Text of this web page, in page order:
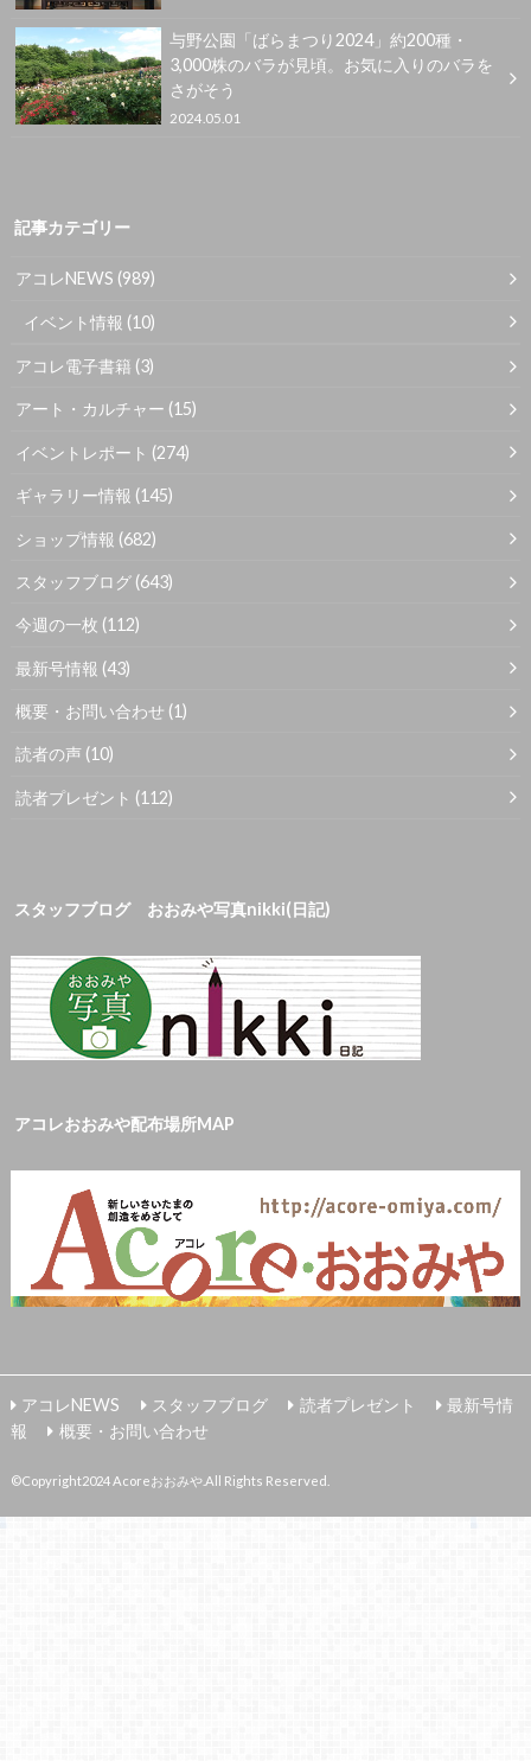
与野公園「ばらまつり2024」約200種・
3,000株のバラが見頃。お気に入りのバラを
さがそう
2024.05.01
記事カテゴリー
アコレNEWS (989)
イベント情報 (10)
アコレ電子書籍 (3)
アート・カルチャー (15)
イベントレポート (274)
ギャラリー情報 (145)
ショップ情報 (682)
スタッフブログ (643)
今週の一枚 (112)
最新号情報 (43)
概要・お問い合わせ (1)
読者の声 (10)
読者プレゼント (112)
スタッフブログ おおみや写真nikki(日記)
アコレおおみや配布場所MAP
アコレNEWS スタッフブログ 読者プレゼント
最新号情
報
概要・お問い合わせ
©Copyright2024Acoreおおみや.All Rights Reserved.